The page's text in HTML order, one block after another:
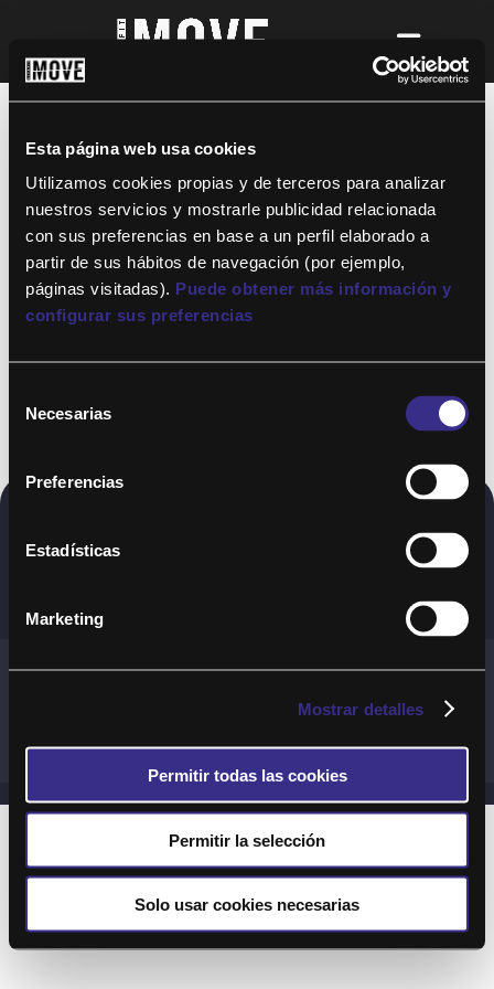
Esta página web usa cookies
Utilizamos cookies propias y de terceros para analizar
nuestros servicios y mostrarle publicidad relacionada
con sus preferencias en base a un perfil elaborado a
partir de sus hábitos de navegación (por ejemplo,
páginas visitadas). Puede obtener más información y
configurar sus preferencias
Necesarias
Preferencias
Estadísticas
Marketing
Mostrar detalles
Permitir todas las cookies
Permitir la selección
Solo usar cookies necesarias
¡Para disfrutar de ALTAFIT MOVE tienes
así podrás acceder a todos nuestros
entrenamientos y clases online donde
quieras!
Copyright © 2020. Todos los derechos
Términos y Cond. Generales de uso del Servicio
Preguntas Frecuentes